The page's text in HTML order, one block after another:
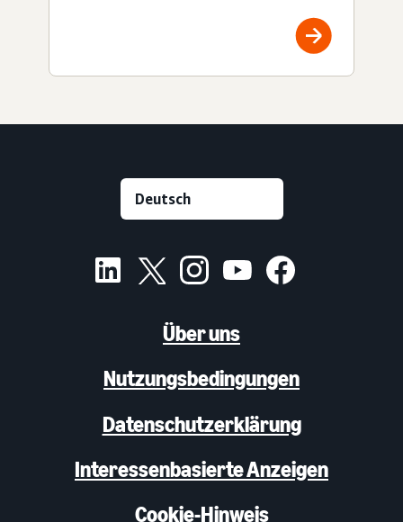
Über uns
Nutzungsbedingungen
Datenschutzerklärung
Interessenbasierte Anzeigen
Cookie-Hinweis